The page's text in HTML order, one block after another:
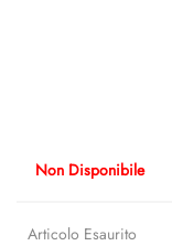
Non Disponibile
Articolo Esaurito